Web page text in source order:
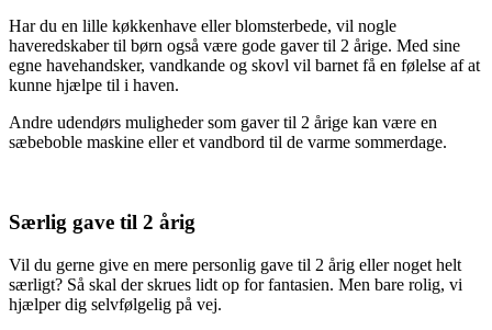
Har du en lille køkkenhave eller blomsterbede, vil nogle
haveredskaber til børn også være gode gaver til 2 årige. Med sine
egne havehandsker, vandkande og skovl vil barnet få en følelse af at
kunne hjælpe til i haven.
Andre udendørs muligheder som gaver til 2 årige kan være en
sæbeboble maskine eller et vandbord til de varme sommerdage.
Særlig gave til 2 årig
Vil du gerne give en mere personlig gave til 2 årig eller noget helt
særligt? Så skal der skrues lidt op for fantasien. Men bare rolig, vi
hjælper dig selvfølgelig på vej.